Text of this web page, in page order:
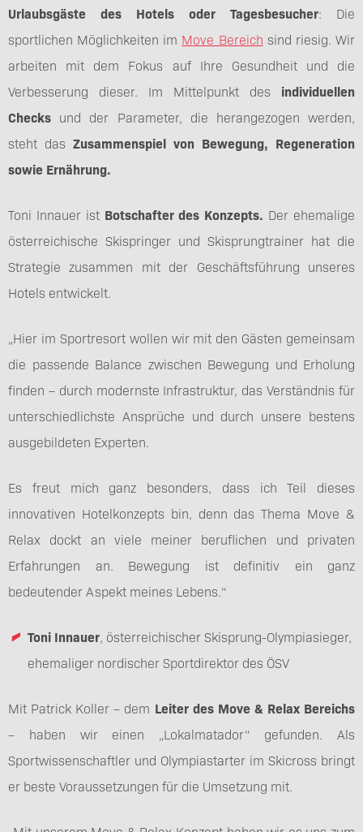
Urlaubsgäste des Hotels oder Tagesbesucher: Die
sportlichen Möglichkeiten im Move Bereich sind riesig. Wir
arbeiten mit dem Fokus auf Ihre Gesundheit und die
Verbesserung dieser. Im Mittelpunkt des individuellen
Checks und der Parameter, die herangezogen werden,
steht das Zusammenspiel von Bewegung, Regeneration
sowie Ernährung.
Toni Innauer ist Botschafter des Konzepts. Der ehemalige
österreichische Skispringer und Skisprungtrainer hat die
Strategie zusammen mit der Geschäftsführung unseres
Hotels entwickelt.
„Hier im Sportresort wollen wir mit den Gästen gemeinsam
die passende Balance zwischen Bewegung und Erholung
finden – durch modernste Infrastruktur, das Verständnis für
unterschiedlichste Ansprüche und durch unsere bestens
ausgebildeten Experten.
Es freut mich ganz besonders, dass ich Teil dieses
innovativen Hotelkonzepts bin, denn das Thema Move &
Relax dockt an viele meiner beruflichen und privaten
Erfahrungen an. Bewegung ist definitiv ein ganz
bedeutender Aspekt meines Lebens.“
Toni Innauer, österreichischer Skisprung-Olympiasieger,
ehemaliger nordischer Sportdirektor des ÖSV
Mit Patrick Koller – dem Leiter des Move & Relax Bereichs
– haben wir einen „Lokalmatador“ gefunden. Als
Sportwissenschaftler und Olympiastarter im Skicross bringt
er beste Voraussetzungen für die Umsetzung mit.